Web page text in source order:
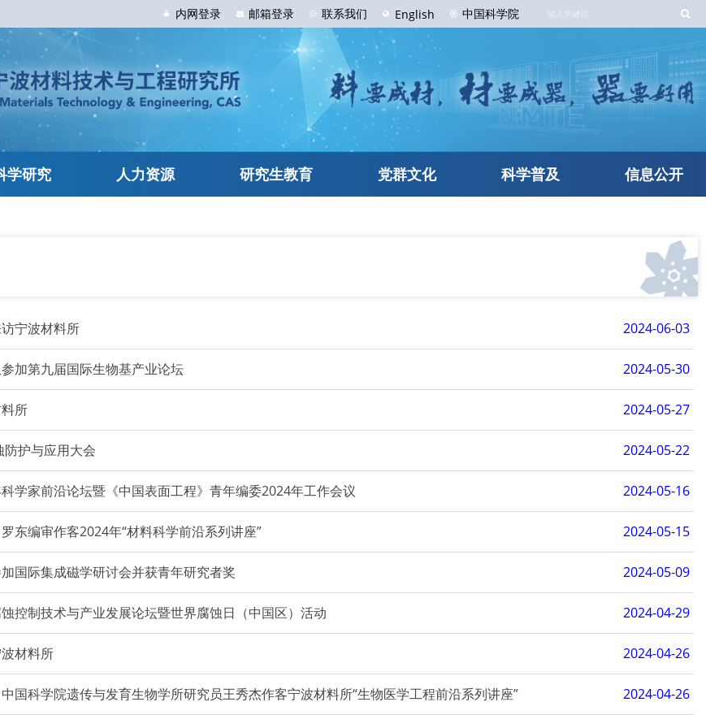
内网登录 邮箱登录 联系我们 English 中国科学院
学研究 人力资源 研究生教育 党群文化 科学普及 信息公开
宁波材料所 2024-06-03
加第九届国际生物基产业论坛 2024-05-30
所 2024-05-27
护与应用大会 2024-05-22
学家前沿论坛暨《中国表面工程》青年编委2024年工作会议 2024-05-16
东编审作客2024年“材料科学前沿系列讲座” 2024-05-15
国际集成磁学研讨会并获青年研究者奖 2024-05-09
控制技术与产业发展论坛暨世界腐蚀日（中国区）活动 2024-04-29
材料所 2024-04-26
国科学院遗传与发育生物学所研究员王秀杰作客宁波材料所“生物医学工程前沿系列讲座” 2024-04-26